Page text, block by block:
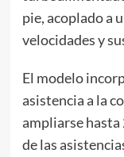
pie, acoplado a
velocidades y
El modelo
asistencia a la
ampliarse hasta
de las